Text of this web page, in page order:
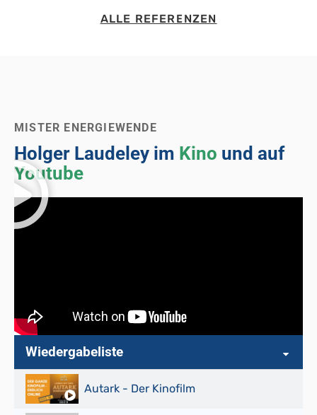
ALLE REFERENZEN
MISTER ENERGIEWENDE
Holger Laudeley im Kino und auf
Youtube
Wiedergabeliste
Autark - Der Kinofilm